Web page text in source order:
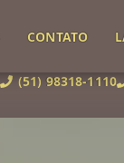
(51) 98318-1110
CONTATO